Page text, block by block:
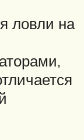
ловли на